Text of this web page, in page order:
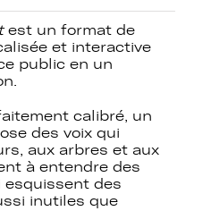
est un format de
et interactive
public en un
calibré, un
des voix qui
aux arbres et aux
à entendre des
esquissent des
inutiles que